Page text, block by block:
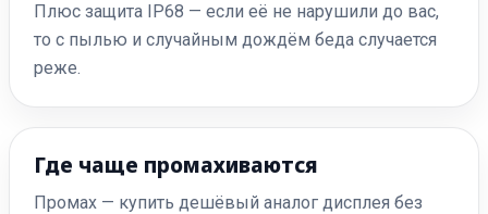
Плюс защита IP68 — если её не нарушили до вас,
то с пылью и случайным дождём беда случается
реже.
Где чаще промахиваются
Промах — купить дешёвый аналог дисплея без